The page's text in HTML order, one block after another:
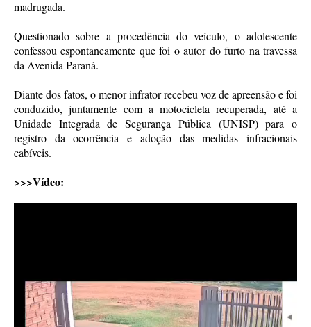
madrugada.
Questionado sobre a procedência do veículo, o adolescente
confessou espontaneamente que foi o autor do furto na travessa
da Avenida Paraná.
Diante dos fatos, o menor infrator recebeu voz de apreensão e foi
conduzido, juntamente com a motocicleta recuperada, até a
Unidade Integrada de Segurança Pública (UNISP) para o
registro da ocorrência e adoção das medidas infracionais
cabíveis.
>>>Vídeo: